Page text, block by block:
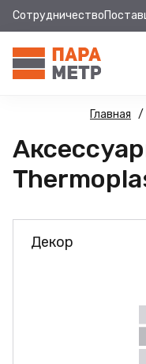
Сотрудничество
Главная
Декор